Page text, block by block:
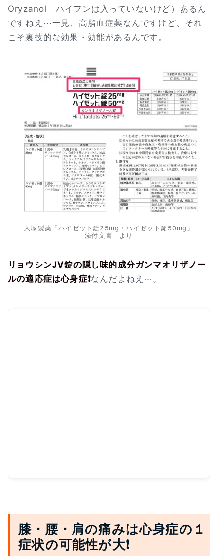
Oryzanol ハイフンは入っていないけど）あるん
ですねえ⋯一見、高脂血症薬なんですけど、それ
こそ裏技的な効果・効能があるんです。
大塚製薬「ハイゼット錠25mg・ハイゼット錠50mg」
添付文書 より
リョウシンJV錠の隠し味的成分ガンマオリザノー
ルの適応症は心身症❗なんだよねえ⋯。
膝・腰・肩の痛みは心身症の１
症状の可能性が大❗